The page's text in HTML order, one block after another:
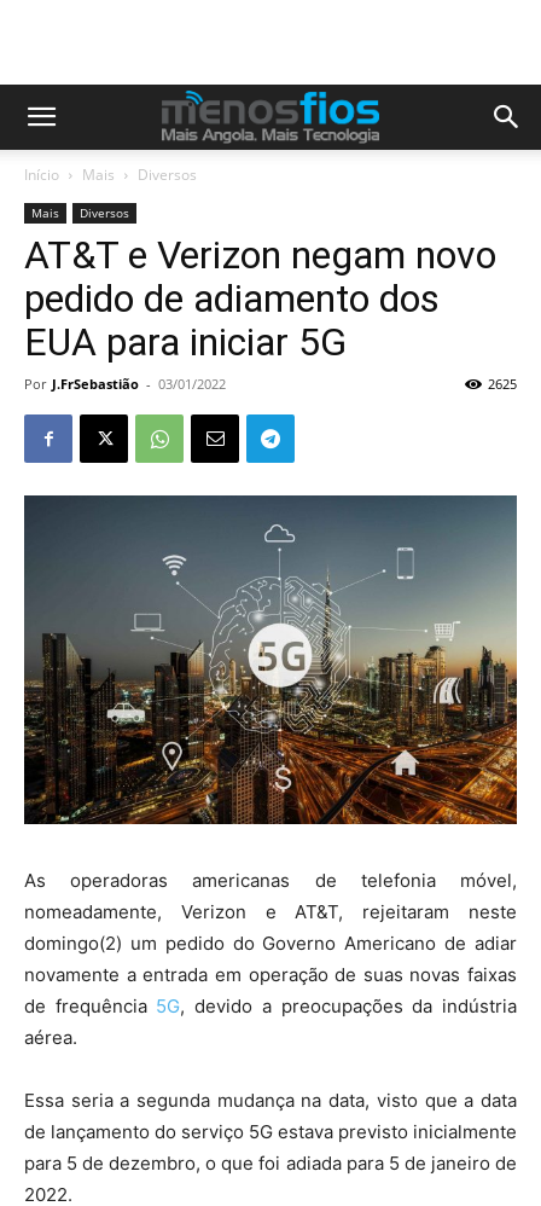
Início Mais Diversos
Mais Diversos
AT&T e Verizon negam novo
pedido de adiamento dos
EUA para iniciar 5G
Por J.FrSebastião - 03/01/2022 2625
As operadoras americanas de telefonia móvel,
nomeadamente, Verizon e AT&T, rejeitaram neste
domingo(2) um pedido do Governo Americano de adiar
novamente a entrada em operação de suas novas faixas
de frequência 5G, devido a preocupações da indústria
aérea.
Essa seria a segunda mudança na data, visto que a data
de lançamento do serviço 5G estava previsto inicialmente
para 5 de dezembro, o que foi adiada para 5 de janeiro de
2022.